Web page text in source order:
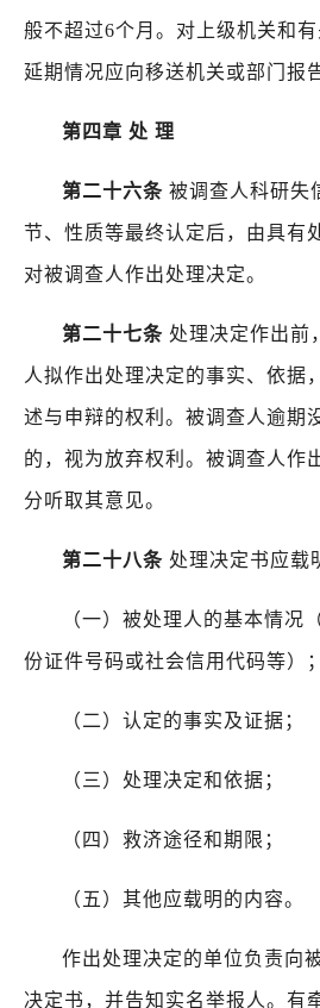
般不超过6个月。对上级机关和
延期情况应向移送机关或部门
第四章 处 理
第二十六条 被调查人科研失
节、性质等最终认定后，由具有
对被调查人作出处理决定。
第二十七条 处理决定作出前
人拟作出处理决定的事实、依据
述与申辩的权利。被调查人逾期
的，视为放弃权利。被调查人作
分听取其意见。
第二十八条 处理决定书应载
（一）被处理人的基本情况
份证件号码或社会信用代码等）；
（二）认定的事实及证据；
（三）处理决定和依据；
（四）救济途径和期限；
（五）其他应载明的内容。
作出处理决定的单位负责向
决定书，并告知实名举报人。有